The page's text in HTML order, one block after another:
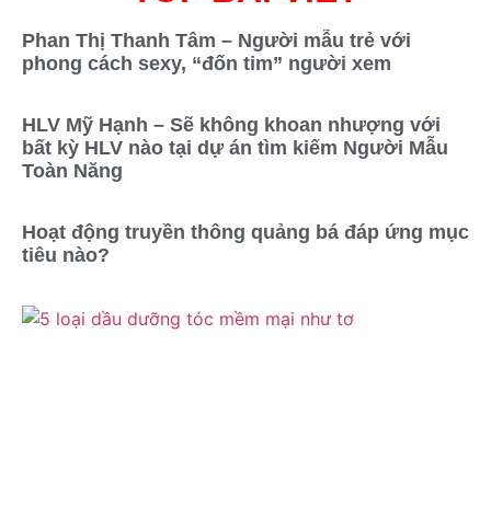
Phan Thị Thanh Tâm – Người mẫu trẻ với
phong cách sexy, “đốn tim” người xem
HLV Mỹ Hạnh – Sẽ không khoan nhượng với
bất kỳ HLV nào tại dự án tìm kiếm Người Mẫu
Toàn Năng
Hoạt động truyền thông quảng bá đáp ứng mục
tiêu nào?